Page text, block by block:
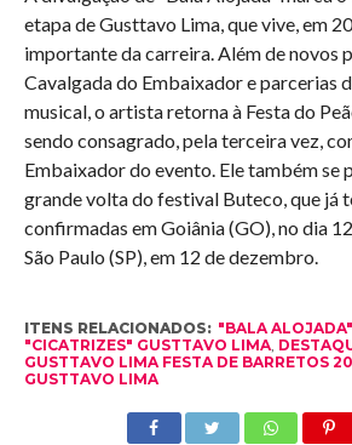
etapa de Gusttavo Lima, que vive, em
importante da carreira. Além de novos
Cavalgada do Embaixador e parcerias
musical, o artista retorna à Festa do
sendo consagrado, pela terceira vez,
Embaixador do evento. Ele também se
grande volta do festival Buteco, que já
confirmadas em Goiânia (GO), no dia
São Paulo (SP), em 12 de dezembro.
ITENS RELACIONADOS: "BALA
"CICATRIZES" GUSTTAVO LIMA,
GUSTTAVO LIMA FESTA DE BARRETOS
GUSTTAVO LIMA